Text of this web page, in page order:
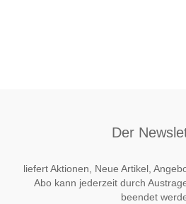
Der
liefert Aktionen, Neue Artikel,
Abo kann jederzeit durch
beendet